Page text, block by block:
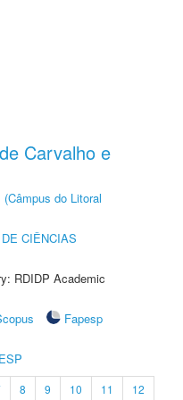
Carvalho e
do Litoral
CIÊNCIAS
RDIDP Academic
Fapesp
8 9 10 11
12